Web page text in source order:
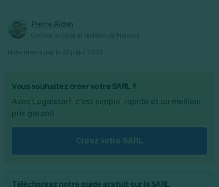
Pierre Aïdan
Vous souhaitez créer votre SARL ?
Avec Legalstart, c'est simple, rapide et au meilleur
prix garanti.
Créez votre SARL
Téléchargez notre guide gratuit sur la SARL